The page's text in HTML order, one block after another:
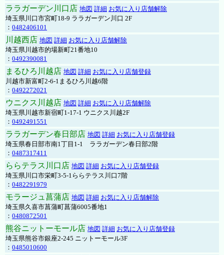
ララガーデン川口店 地図 詳細 お気に入り店舗解除
埼玉県川口市宮町18-9 ララガーデン川口 2F
： 0482406101
川越西店 地図 詳細 お気に入り店舗解除
埼玉県川越市的場新町21番地10
： 0492390081
まるひろ川越店 地図 詳細 お気に入り店舗登録
川越市新富町2-6-1まるひろ川越6階
： 0492272021
ウニクス川越店 地図 詳細 お気に入り店舗解除
埼玉県川越市新宿町1-17-1 ウニクス川越2F
： 0492491551
ララガーデン春日部店 地図 詳細 お気に入り店舗登録
埼玉県春日部市南1丁目1-1 ララガーデン春日部2階
： 0487317411
ららテラス川口店 地図 詳細 お気に入り店舗登録
埼玉県川口市栄町3-5-1ららテラス川口7階
： 0482291979
モラージュ菖蒲店 地図 詳細 お気に入り店舗解除
埼玉県久喜市菖蒲町菖蒲6005番地1
： 0480872501
熊谷ニットーモール店 地図 詳細 お気に入り店舗登録
埼玉県熊谷市銀座2-245 ニットーモール3F
： 0485010600